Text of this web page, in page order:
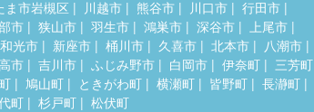
ま市岩槻区 川越市 熊谷市 川口市
行田市
市 狭山市 羽生市 鴻巣市 深谷市
上尾市
和光市 新座市 桶川市 久喜市 北本市
八潮市
市 吉川市 ふじみ野市 白岡市 伊奈町
三芳町
鳩山町 ときがわ町 横瀬町 皆野町
長瀞町
町 杉戸町 松伏町